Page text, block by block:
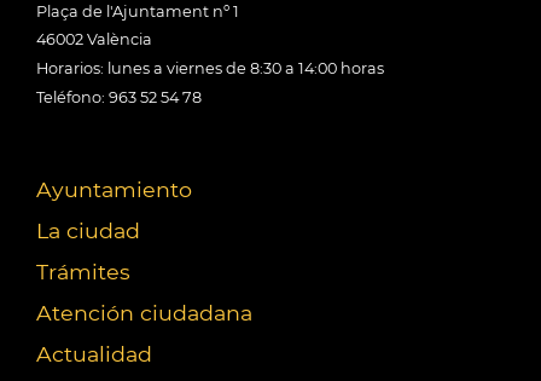
Plaça de l'Ajuntament nº 1
46002 València
Horarios: lunes a viernes de 8:30 a 14:00 horas
Teléfono: 963 52 54 78
Ayuntamiento
La ciudad
Trámites
Atención ciudadana
Actualidad